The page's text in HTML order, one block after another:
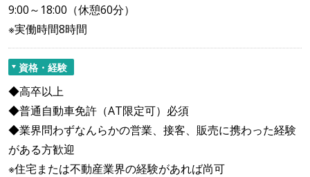
9:00～18:00（休憩60分）
※実働時間8時間
資格・経験
◆高卒以上
◆普通自動車免許（AT限定可）必須
◆業界問わずなんらかの営業、接客、販売に携わった経験
がある方歓迎
※住宅または不動産業界の経験があれば尚可